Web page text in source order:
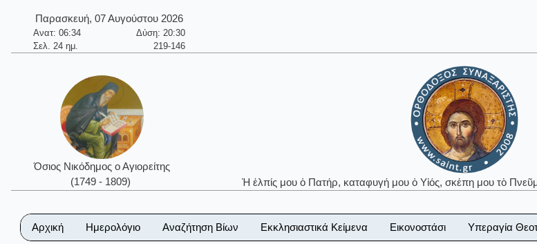
Παρασκευή, 07 Αυγούστου 2026
Ανατ: 06:34
Δύση: 20:30
Σελ. 24 ημ.
219-146
Όσιος Νικόδημος ο Αγιορείτης
(1749 - 1809)
Ἡ ἐλπίς μου ὁ Πατήρ, καταφυγή μου ὁ Υἱός, σκέπη μου τὸ
Αρχική Ημερολόγιο Αναζήτηση Βίων Εκκλησιαστικά Κείμενα Εικονοστάσι Υπεραγία